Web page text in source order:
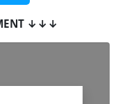
↓↓↓